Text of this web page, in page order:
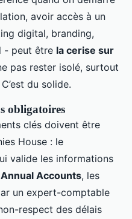
avoir accès à un
digital, branding,
- peut être la cerise sur
pas rester isolé, surtout
du solide.
obligatoires
clés doivent être
House : le
valide les informations
Annual Accounts, les
un expert-comptable
respect des délais